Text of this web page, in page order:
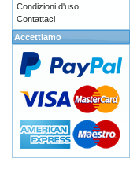
Condizioni d'uso
Contattaci
Accettiamo